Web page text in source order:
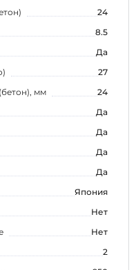
24
8.5
Да
27
мм
24
Да
Да
Да
Да
Япония
Нет
Нет
2